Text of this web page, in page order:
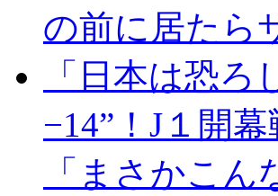
の前に居たら
「日本は恐
−14”！J１開
「まさかこ